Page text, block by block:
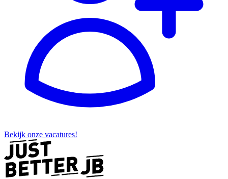
Bekijk onze vacatures!